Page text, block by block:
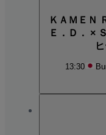
ＫＡＭＥＮ
Ｅ．Ｄ． ×
13:30